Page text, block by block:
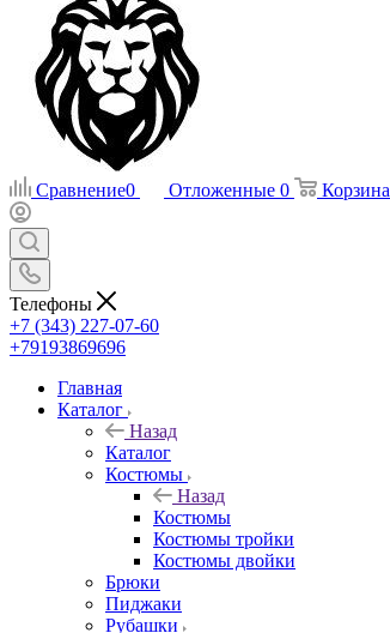
Сравнение0 Отложенные 0 Корзина
Телефоны
+7 (343) 227-07-60
+79193869696
Главная
Каталог
Назад
Каталог
Костюмы
Назад
Костюмы
Костюмы тройки
Костюмы двойки
Брюки
Пиджаки
Рубашки